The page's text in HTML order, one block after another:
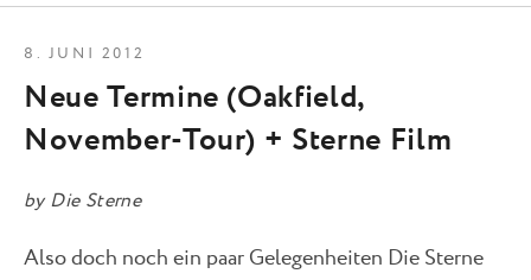
Neue Termine (Oakfield,
November-Tour) + Sterne Film
by Die Sterne
8. JUNI 2012
Also doch noch ein paar Gelegenheiten Die Sterne